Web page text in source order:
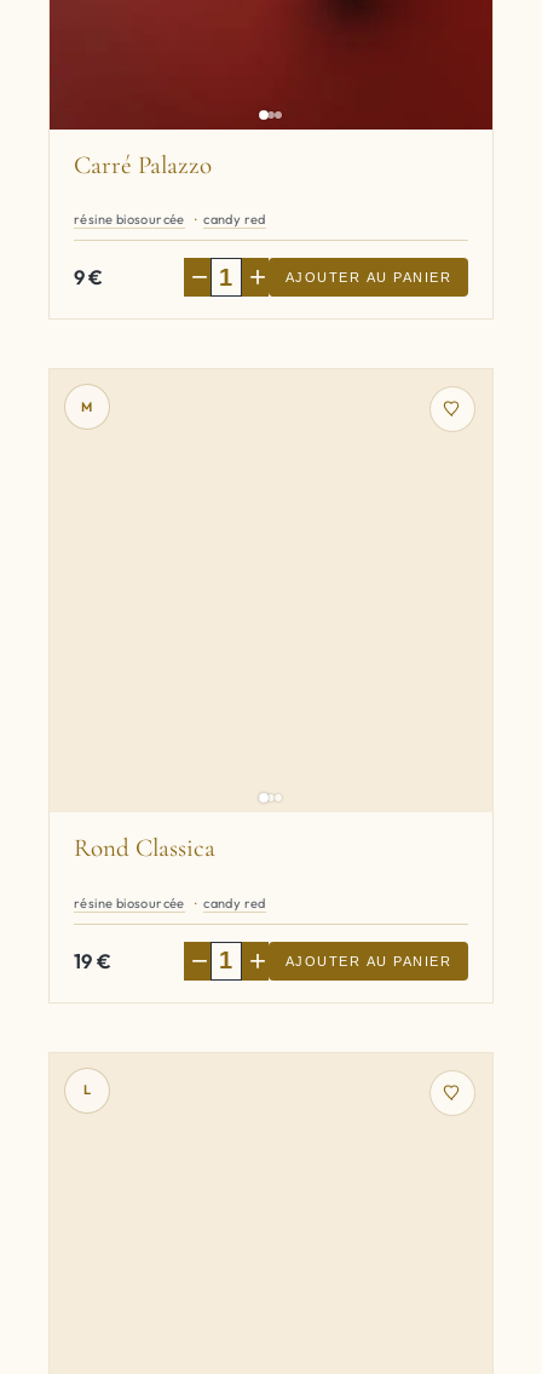
Carré Palazzo
résine biosourcée candy red
9€ − + AJOUTER AU PANIER
M
Rond Classica
résine biosourcée candy red
19€ − + AJOUTER AU PANIER
L